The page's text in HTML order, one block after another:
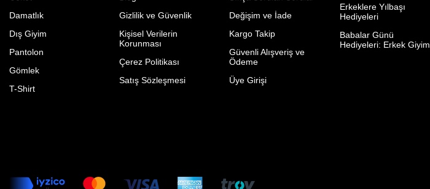
Damatlık
Dış Giyim
Pantolon
Gömlek
T-Shirt
Gizlilik ve Güvenlik
Kişisel Verilerin
Korunması
Çerez Politikası
Satış Sözleşmesi
Değişim ve İade
Kargo Takip
Güvenli Alışveriş ve
Ödeme
Üye Girişi
Erkeklere Yılbaşı
Hediyeleri
Babalar Günü
Hediyeleri: Erkek Giyim